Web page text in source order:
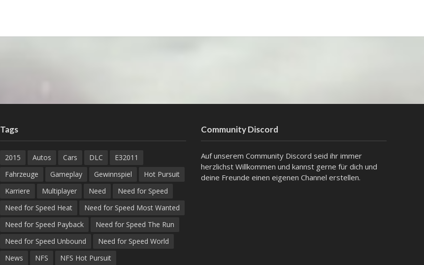
Tags
2015 Autos Cars DLC
E32011
Fahrzeuge
Gameplay Gewinnspiel
Hot Pursuit
Karriere
Multiplayer Need
Need for Speed
Need for Speed Heat
Need for Speed Most Wanted
Need for Speed Payback
Need for Speed The Run
Need for Speed Unbound
Need for Speed World
News
NFS NFS Hot Pursuit
Community Discord
Auf unserem Community Discord seid ihr immer
herzlichst Willkommen und kannst gerne für dich und
deine Freunde einen eigenen Channel erstellen.